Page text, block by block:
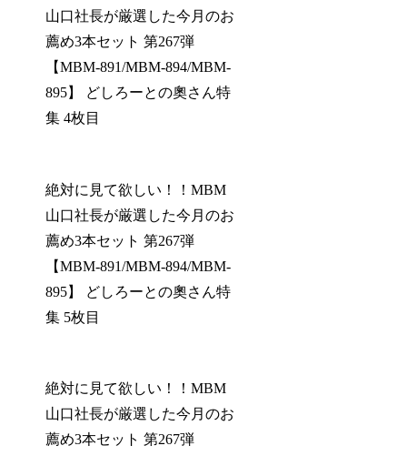
山口社長が厳選した今月のお
薦め3本セット 第267弾
【MBM-891/MBM-894/MBM-
895】 どしろーとの奧さん特
集 4枚目
絶対に見て欲しい！！MBM
山口社長が厳選した今月のお
薦め3本セット 第267弾
【MBM-891/MBM-894/MBM-
895】 どしろーとの奧さん特
集 5枚目
絶対に見て欲しい！！MBM
山口社長が厳選した今月のお
薦め3本セット 第267弾